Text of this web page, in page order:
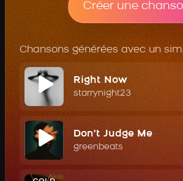
Créer une
Chansons générées avec un
Right Now
starrynight23
Don't Judge Me
greenbeats